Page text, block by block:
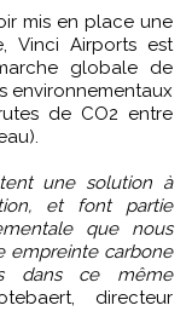
Vinci Airports est
globale de
environnementaux
de CO2 entre
une solution à
et font partie
que nous
empreinte carbone
dans ce même
directeur